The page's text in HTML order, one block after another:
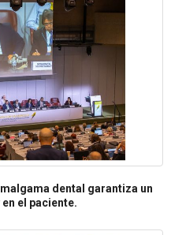
dental garantiza un
el paciente.